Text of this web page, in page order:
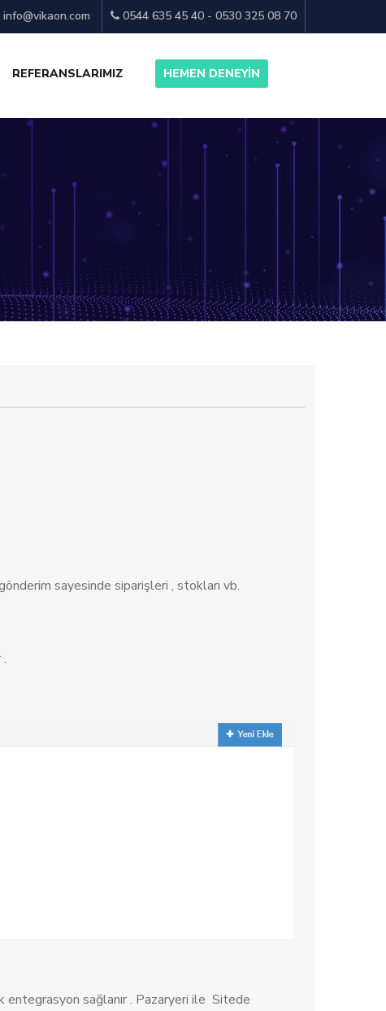
info@vikaon.com 0544 635 45 40 - 0530 325 08 70
REFERANSLARIMIZ HEMEN DENEYİN
sayesinde siparişleri , stokları vb.
entegrasyon sağlanır . Pazaryeri ile Sitede